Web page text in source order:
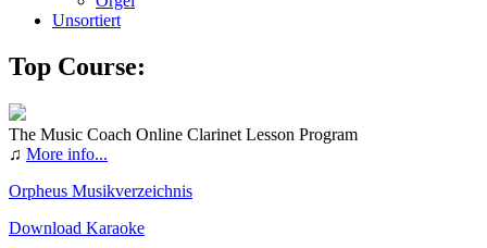
Unsortiert
Top Course:
The Music Coach Online Clarinet Lesson Program
♫ More info...
Orpheus Musikverzeichnis
Download Karaoke